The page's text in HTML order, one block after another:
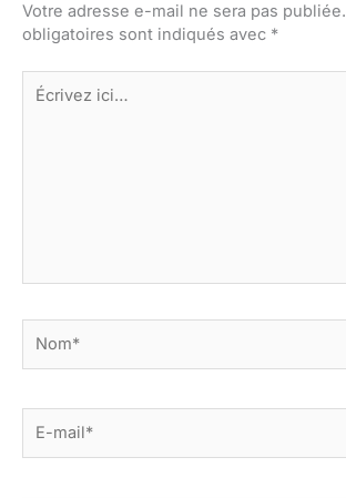
Votre adresse e-mail ne sera pas publiée.
obligatoires sont indiqués avec *
Écrivez
ici…
mail*